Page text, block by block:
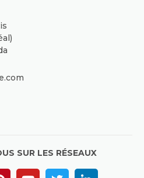
SUR LES RÉSEAUX